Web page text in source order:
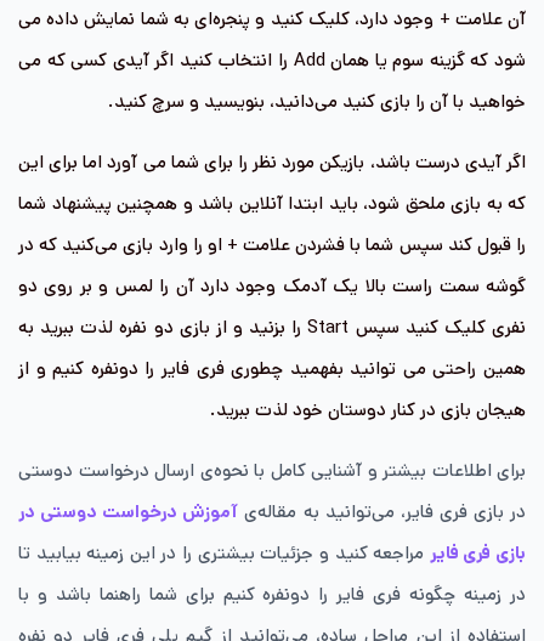
آن علامت + وجود دارد، کلیک کنید و پنجره‌ای به شما نمایش داده می
شود که گزینه سوم یا همان Add را انتخاب کنید اگر آیدی کسی که می
خواهید با آن را بازی کنید می‌دانید، بنویسید و سرچ کنید.
اگر آیدی درست باشد، بازیکن مورد نظر را برای شما می آورد اما برای این
که به بازی ملحق شود، باید ابتدا آنلاین باشد و همچنین پیشنهاد شما
را قبول کند سپس شما با فشردن علامت + او را وارد بازی می‌کنید که در
گوشه سمت راست بالا یک آدمک وجود دارد آن را لمس و بر روی دو
نفری کلیک کنید سپس Start را بزنید و از بازی دو نفره لذت ببرید به
همین راحتی می توانید بفهمید چطوری فری فایر را دونفره کنیم و از
هیجان بازی در کنار دوستان خود لذت ببرید.
برای اطلاعات بیشتر و آشنایی کامل با نحوه‌ی ارسال درخواست دوستی
در بازی فری فایر، می‌توانید به مقاله‌ی آموزش درخواست دوستی در
بازی فری فایر مراجعه کنید و جزئیات بیشتری را در این زمینه بیابید تا
در زمینه چگونه فری فایر را دونفره کنیم برای شما راهنما باشد و با
استفاده از این مراحل ساده، می‌توانید از گیم پلی فری فایر دو نفره